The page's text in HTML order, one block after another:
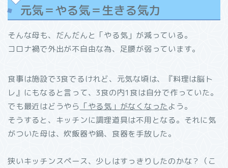
元気＝やる気＝生きる気力
そんな母も、だんだんと「やる気」が減っている。
コロナ禍で外出が不自由な為、足腰が弱っています。
食事は施設で3食でるけれど、元気な頃は、『料理は脳ト
レ』にもなると言って、3食の内1食は自分で作っていた。
でも最近はどうやら 「やる気」がなくなったよう。
そうすると、キッチンに調理道具は不用となる。それに気
がついた母は、炊飯器や鍋、食器を手放した。
狭いキッチンスペース、少しはすっきりしたのかな？（こ